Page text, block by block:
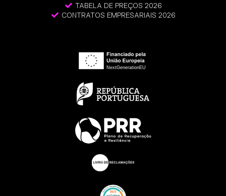
TABELA DE PREÇOS 2026
CONTRATOS EMPRESARIAIS 2026